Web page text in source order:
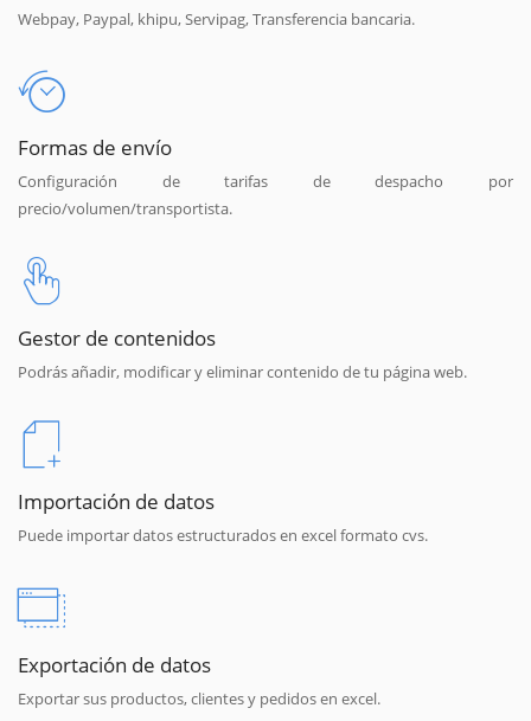
Webpay, Paypal, khipu, Servipag, Transferencia bancaria.
Formas de envío
Configuración de tarifas de despacho por
precio/volumen/transportista.
Gestor de contenidos
Podrás añadir, modificar y eliminar contenido de tu página web.
Importación de datos
Puede importar datos estructurados en excel formato cvs.
Exportación de datos
Exportar sus productos, clientes y pedidos en excel.